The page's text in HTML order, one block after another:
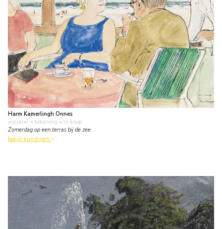
Harm Kamerlingh Onnes
aquarel • tekening • te koop
Zomerdag op een terras bij de zee
bekijk kunstwerk